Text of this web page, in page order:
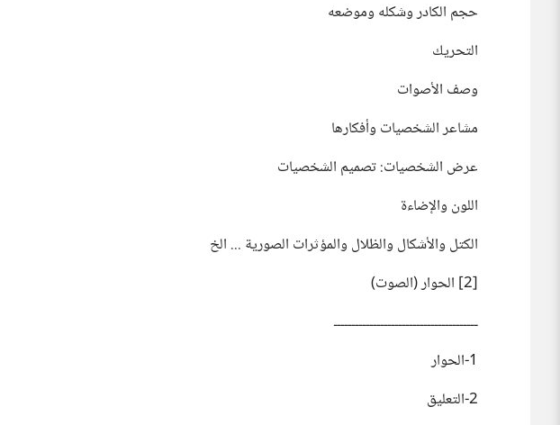
حجم الكادر وشكله وموضعه
التحريك
وصف الأصوات
مشاعر الشخصيات وأفكارها
عرض الشخصيات: تصميم الشخصيات
اللون والإضاءة
الكتل والأشكال والظلال والمؤثرات الصورية ... الخ
[2] الحوار (الصوت)
ــــــــــــــــــــــــــــــــــــــــ
1-الحوار
2-التعليق